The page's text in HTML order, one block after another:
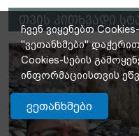
თვის კითხვადი
ჩვენ ვიყენებთ
"ვეთანხმები"
Cookies-სების
ინფორმაციისთვის
ვეთანხმები